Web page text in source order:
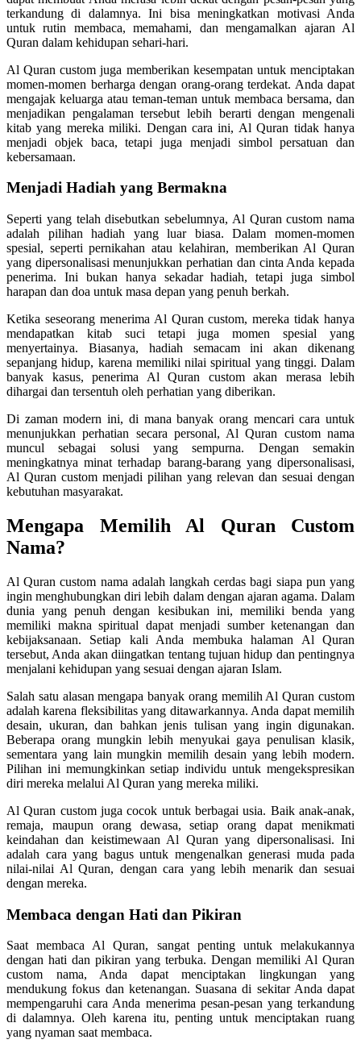
terkandung di dalamnya. Ini bisa meningkatkan motivasi Anda
untuk rutin membaca, memahami, dan mengamalkan ajaran Al
Quran dalam kehidupan sehari-hari.
Al Quran custom juga memberikan kesempatan untuk menciptakan
momen-momen berharga dengan orang-orang terdekat. Anda dapat
mengajak keluarga atau teman-teman untuk membaca bersama, dan
menjadikan pengalaman tersebut lebih berarti dengan mengenali
kitab yang mereka miliki. Dengan cara ini, Al Quran tidak hanya
menjadi objek baca, tetapi juga menjadi simbol persatuan dan
kebersamaan.
Menjadi Hadiah yang Bermakna
Seperti yang telah disebutkan sebelumnya, Al Quran custom nama
adalah pilihan hadiah yang luar biasa. Dalam momen-momen
spesial, seperti pernikahan atau kelahiran, memberikan Al Quran
yang dipersonalisasi menunjukkan perhatian dan cinta Anda kepada
penerima. Ini bukan hanya sekadar hadiah, tetapi juga simbol
harapan dan doa untuk masa depan yang penuh berkah.
Ketika seseorang menerima Al Quran custom, mereka tidak hanya
mendapatkan kitab suci tetapi juga momen spesial yang
menyertainya. Biasanya, hadiah semacam ini akan dikenang
sepanjang hidup, karena memiliki nilai spiritual yang tinggi. Dalam
banyak kasus, penerima Al Quran custom akan merasa lebih
dihargai dan tersentuh oleh perhatian yang diberikan.
Di zaman modern ini, di mana banyak orang mencari cara untuk
menunjukkan perhatian secara personal, Al Quran custom nama
muncul sebagai solusi yang sempurna. Dengan semakin
meningkatnya minat terhadap barang-barang yang dipersonalisasi,
Al Quran custom menjadi pilihan yang relevan dan sesuai dengan
kebutuhan masyarakat.
Mengapa Memilih Al Quran Custom
Nama?
Al Quran custom nama adalah langkah cerdas bagi siapa pun yang
ingin menghubungkan diri lebih dalam dengan ajaran agama. Dalam
dunia yang penuh dengan kesibukan ini, memiliki benda yang
memiliki makna spiritual dapat menjadi sumber ketenangan dan
kebijaksanaan. Setiap kali Anda membuka halaman Al Quran
tersebut, Anda akan diingatkan tentang tujuan hidup dan pentingnya
menjalani kehidupan yang sesuai dengan ajaran Islam.
Salah satu alasan mengapa banyak orang memilih Al Quran custom
adalah karena fleksibilitas yang ditawarkannya. Anda dapat memilih
desain, ukuran, dan bahkan jenis tulisan yang ingin digunakan.
Beberapa orang mungkin lebih menyukai gaya penulisan klasik,
sementara yang lain mungkin memilih desain yang lebih modern.
Pilihan ini memungkinkan setiap individu untuk mengekspresikan
diri mereka melalui Al Quran yang mereka miliki.
Al Quran custom juga cocok untuk berbagai usia. Baik anak-anak,
remaja, maupun orang dewasa, setiap orang dapat menikmati
keindahan dan keistimewaan Al Quran yang dipersonalisasi. Ini
adalah cara yang bagus untuk mengenalkan generasi muda pada
nilai-nilai Al Quran, dengan cara yang lebih menarik dan sesuai
dengan mereka.
Membaca dengan Hati dan Pikiran
Saat membaca Al Quran, sangat penting untuk melakukannya
dengan hati dan pikiran yang terbuka. Dengan memiliki Al Quran
custom nama, Anda dapat menciptakan lingkungan yang
mendukung fokus dan ketenangan. Suasana di sekitar Anda dapat
mempengaruhi cara Anda menerima pesan-pesan yang terkandung
di dalamnya. Oleh karena itu, penting untuk menciptakan ruang
yang nyaman saat membaca.